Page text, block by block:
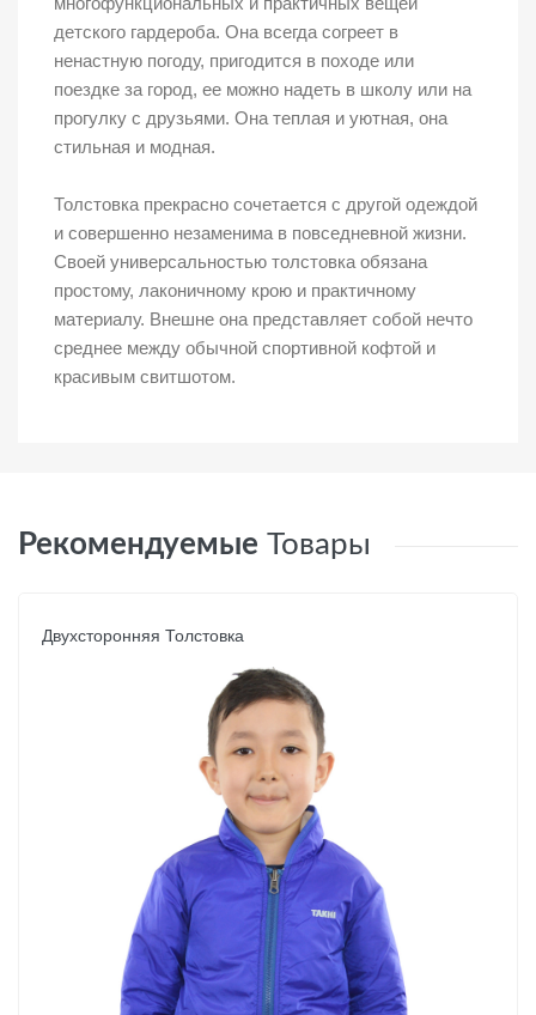
детского гардероба. Она всегда согреет в
ненастную погоду, пригодится в походе или
поездке за город, ее можно надеть в школу или на
прогулку с друзьями. Она теплая и уютная, она
стильная и модная.
Толстовка прекрасно сочетается с другой одеждой
и совершенно незаменима в повседневной жизни.
Своей универсальностью толстовка обязана
простому, лаконичному крою и практичному
материалу. Внешне она представляет собой нечто
среднее между обычной спортивной кофтой и
красивым свитшотом.
Рекомендуемые Товары
Двухсторонняя Толстовка